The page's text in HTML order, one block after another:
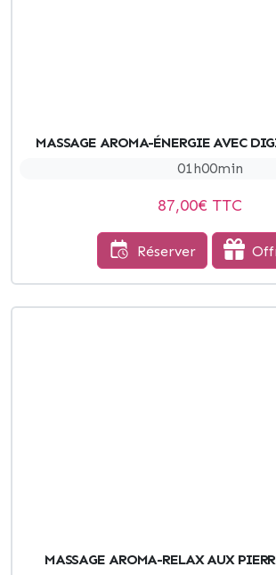
MASSAGE AROMA-ÉNERGIE AVEC
01h00min
87,00€ TTC
Réserver
MASSAGE AROMA-RELAX AUX